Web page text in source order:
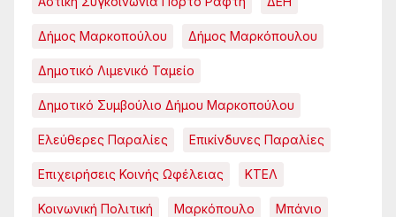
Δήμος Μαρκοπούλου Δήμος Μαρκόπουλου
Δημοτικό Λιμενικό Ταμείο
Δημοτικό Συμβούλιο Δήμου Μαρκοπούλου
Ελεύθερες Παραλίες Επικίνδυνες Παραλίες
Επιχειρήσεις Κοινής Ωφέλειας ΚΤΕΛ
Κοινωνική Πολιτική Μαρκόπουλο Μπάνιο